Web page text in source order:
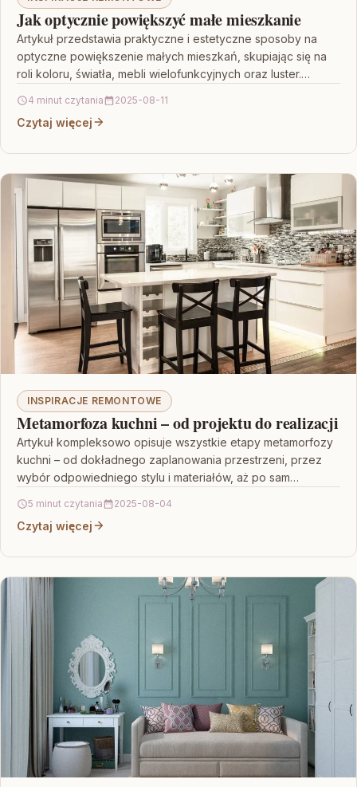
Jak optycznie powiększyć małe mieszkanie
Artykuł przedstawia praktyczne i estetyczne sposoby na
optyczne powiększenie małych mieszkań, skupiając się na
roli koloru, światła, mebli wielofunkcyjnych oraz luster.
4 minut czytania 2025-08-11
Czytaj więcej
INSPIRACJE REMONTOWE
Metamorfoza kuchni – od projektu do realizacji
Artykuł kompleksowo opisuje wszystkie etapy metamorfozy
kuchni – od dokładnego zaplanowania przestrzeni, przez
wybór odpowiedniego stylu i materiałów, aż po sam
5 minut czytania 2025-08-04
Czytaj więcej